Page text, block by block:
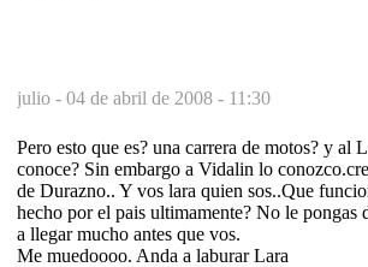
julio - 04 de abril de 2008 - 11:30
Pero esto que es? una carrera de motos? y al
conoce? Sin embargo a Vidalin lo
de Durazno.. Y vos lara quien sos..Que
hecho por el pais ultimamente? No le pongas
a llegar mucho antes que vos.
Me muedoooo. Anda a laburar Lara